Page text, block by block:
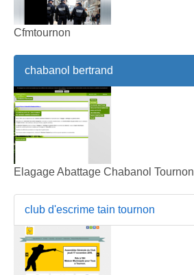
Cfmtournon
chabanol bertrand
Elagage Abattage Chabanol Tournon
club d'escrime tain tournon